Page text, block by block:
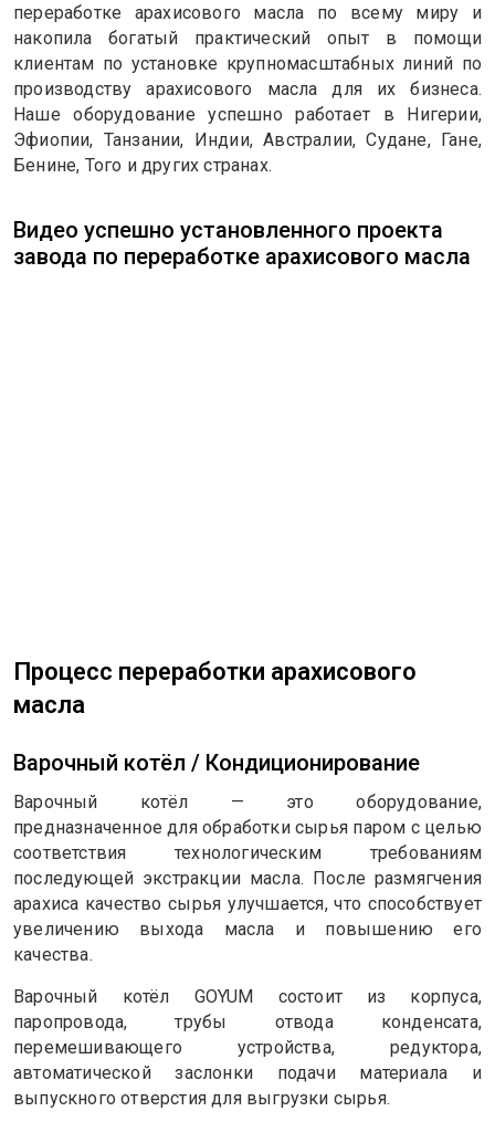
переработке арахисового масла по всему миру и
накопила богатый практический опыт в помощи
клиентам по установке крупномасштабных линий по
производству арахисового масла для их бизнеса.
Наше оборудование успешно работает в Нигерии,
Эфиопии, Танзании, Индии, Австралии, Судане, Гане,
Бенине, Того и других странах.
Видео успешно установленного проекта
завода по переработке арахисового масла
Процесс переработки арахисового
масла
Варочный котёл / Кондиционирование
Варочный котёл — это оборудование,
предназначенное для обработки сырья паром с целью
соответствия технологическим требованиям
последующей экстракции масла. После размягчения
арахиса качество сырья улучшается, что способствует
увеличению выхода масла и повышению его
качества.
Варочный котёл GOYUM состоит из корпуса,
паропровода, трубы отвода конденсата,
перемешивающего устройства, редуктора,
автоматической заслонки подачи материала и
выпускного отверстия для выгрузки сырья.